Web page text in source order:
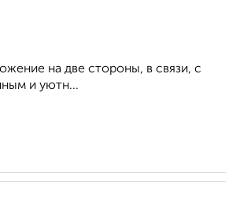
на две стороны, в связи, с
и уютн...